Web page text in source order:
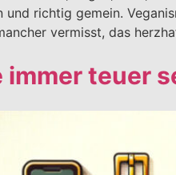
richtig gemein.
vermisst, das
teuer